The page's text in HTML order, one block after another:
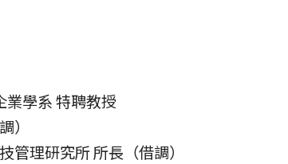
學系 特聘教授
）
理研究所 所長（借調）